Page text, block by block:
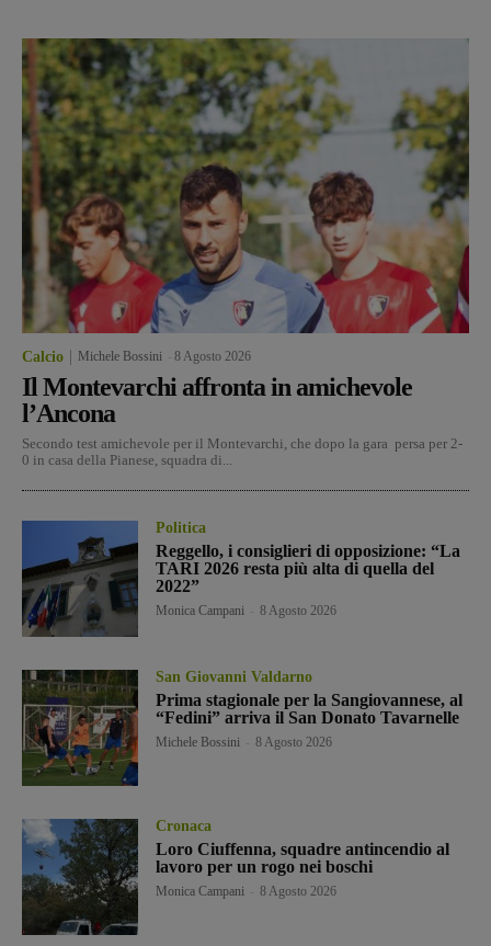
Calcio Michele Bossini 8 Agosto 2026
Il Montevarchi affronta in amichevole
l’Ancona
Secondo test amichevole per il Montevarchi, che dopo la gara persa per 2-
0 in casa della Pianese, squadra di...
Politica
Reggello, i consiglieri di opposizione: “La
TARI 2026 resta più alta di quella del
2022”
Monica Campani 8 Agosto 2026
San Giovanni Valdarno
Prima stagionale per la Sangiovannese, al
“Fedini” arriva il San Donato Tavarnelle
Michele Bossini 8 Agosto 2026
Cronaca
Loro Ciuffenna, squadre antincendio al
lavoro per un rogo nei boschi
Monica Campani 8 Agosto 2026